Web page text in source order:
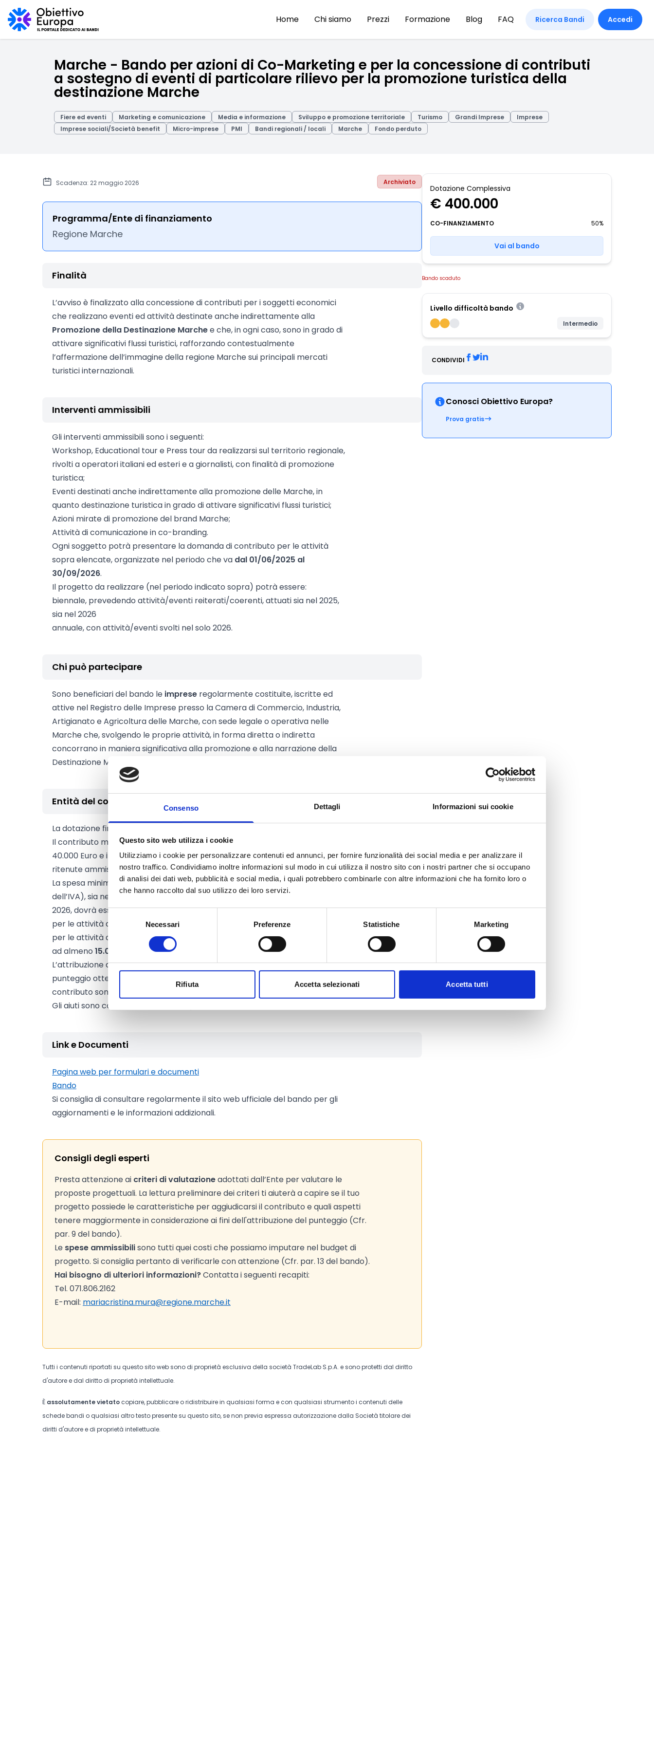
Consenso Dettagli Informazioni sui cookie
Questo sito web utilizza i cookie
Utilizziamo i cookie per personalizzare contenuti ed annunci, per fornire funzionalità dei social media e per analizzare il
nostro traffico. Condividiamo inoltre informazioni sul modo in cui utilizza il nostro sito con i nostri partner che si occupano
di analisi dei dati web, pubblicità e social media, i quali potrebbero combinarle con altre informazioni che ha fornito loro o
che hanno raccolto dal suo utilizzo dei loro servizi.
Selezione
del
consenso
Necessari Preferenze Statistiche Marketing
Rifiuta Accetta selezionati Accetta tutti
Home Chi siamo Prezzi Formazione Blog FAQ Ricerca Bandi Accedi
Marche - Bando per azioni di Co-Marketing e per la concessione di contributi
a sostegno di eventi di particolare rilievo per la promozione turistica della
destinazione Marche
Fiere ed eventi Marketing e comunicazione Media e informazione Sviluppo e promozione territoriale Turismo Grandi Imprese
Imprese
Imprese sociali/Società benefit
Micro-imprese PMI Bandi regionali / locali Marche Fondo perduto
Scadenza: 22 maggio 2026 Archiviato
Programma/Ente di finanziamento
Regione Marche
Finalità
L’avviso è finalizzato alla concessione di contributi per i soggetti economici
che realizzano eventi ed attività destinate anche indirettamente alla
Promozione della Destinazione Marchee che, in ogni caso, sono in grado di
attivare significativi flussi turistici, rafforzando contestualmente
l’affermazione dell’immagine della regione Marche sui principali mercati
turistici internazionali.
Interventi ammissibili
Gli interventi ammissibili sono i seguenti:
Workshop, Educational tour e Press tour da realizzarsi sul territorio regionale,
rivolti a operatori italiani ed esteri e a giornalisti, con finalità di promozione
turistica;
Eventi destinati anche indirettamente alla promozione delle Marche, in
quanto destinazione turistica in grado di attivare significativi flussi turistici;
Azioni mirate di promozione del brand Marche;
Attività di comunicazione in co-branding.
Ogni soggetto potrà presentare la domanda di contributo per le attività
sopra elencate, organizzate nel periodo che va dal 01/06/2025 al
30/09/2026.
Il progetto da realizzare (nel periodo indicato sopra) potrà essere:
biennale, prevedendo attività/eventi reiterati/coerenti, attuati sia nel 2025,
sia nel 2026
annuale, con attività/eventi svolti nel solo 2026.
Chi può partecipare
Sono beneficiari del bando le imprese regolarmente costituite, iscritte ed
attive nel Registro delle Imprese presso la Camera di Commercio, Industria,
Artigianato e Agricoltura delle Marche, con sede legale o operativa nelle
Marche che, svolgendo le proprie attività, in forma diretta o indiretta
concorrano in maniera significativa alla promozione e alla narrazione della
Destinazione Marche.
Entità del contributo
La dotazione finanziaria complessiva ammonta a
Il contributo massimo concedibile, per ogni progetto presentato, è pari ad
40.000 Euro e in ogni caso non potrà superare il50% delle spese sostenute e
ritenute ammissibili.
La spesa minima ammissibile da sostenere complessivamente (al netto
dell’IVA), sia nel caso di progetto biennale, sia nel caso di progetto annuale
2026, dovrà essere:
per le attività di cui ai punti 2, 3, 4 pari ad almeno
30.000 Euro
per le attività di cui al punto 1 (Workshop, Educational tour e Press tour) pari
ad almeno 15.000 Euro
L’attribuzione del contributo da assegnare verrà determinato in base al
punteggio ottenuto in fase di valutazione. I dettagli in merito alle fasce di
contributo sono riportati nella tabella a pag. 9 del bando.
Gli aiuti sono concessi ai sensi del regolamento de minimis.
Link e Documenti
Pagina web per formulari e documenti
Bando
Si consiglia di consultare regolarmente il sito web ufficiale del bando per gli
aggiornamenti e le informazioni addizionali.
Consigli degli esperti
Presta attenzione ai criteri di valutazioneadottati dall’Ente per valutare le
proposte progettuali. La lettura preliminare dei criteri ti aiuterà a capire se il tuo
progetto possiede le caratteristiche per aggiudicarsi il contributo e quali aspetti
tenere maggiormente in considerazione ai fini dell'attribuzione del punteggio (Cfr.
par. 9 del bando).
Le spese ammissibilisono tutti quei costi che possiamo imputare nel budget di
progetto. Si consiglia pertanto di verificarle con attenzione (Cfr. par. 13 del bando).
Hai bisogno di ulteriori informazioni?Contatta i seguenti recapiti:
Tel. 071.806.2162
E-mail: mariacristina.mura@regione.marche.it
Tutti i contenuti riportati su questo sito web sono di proprietà esclusiva della società TradeLab S.p.A. e sono protetti dal diritto
d'autore e dal diritto di proprietà intellettuale.
È assolutamente vietato copiare, pubblicare o ridistribuire in qualsiasi forma e con qualsiasi strumento i contenuti delle
schede bandi o qualsiasi altro testo presente su questo sito, se non previa espressa autorizzazione dalla Società titolare dei
diritti d'autore e di proprietà intellettuale.
Dotazione Complessiva
€ 400.000
CO-FINANZIAMENTO 50%
Vai al bando
Bando scaduto
Livello difficoltà bando
Intermedio
CONDIVIDI
Conosci Obiettivo Europa?
Prova gratis